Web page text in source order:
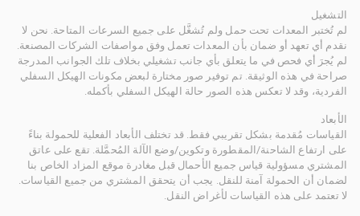
التشغيل
لم تُختبر المعدات تحت حمل ولم تُشغَّل على جميع السرعات المتاحة. نحن لا
نقدم أي تعهد أو ضمان بأن المعدات تعمل وفق مواصفات الشركات المصنعة.
لم يُجرَ أي فحص في ما يتعلق بأي جانب تشغيلي بخلاف تلك الجوانب المدرجة
صراحة في هذه الوثيقة. تم توفير صور مختارة لبعض مكونات الهيكل السفلي
الفردية، وقد لا تعكس هذه الصور حالة الهيكل السفلي بأكمله.
الأبعاد
القياسات مُقدمة بشكل تقريبي فقط. قد تختلف الأبعاد الفعلية للحمولة بناءً
على ارتفاع الشاحنة/المقطورة وتكوين/وضع الآلة المُحمَّلة. تقع على عاتق
المشتري مسؤولية قياس جميع الأحمال قبل مغادرة موقع المزاد الخاص بنا
لضمان أن الحمولة آمنة للنقل. يجب أن يتحقق المشتري من جميع القياسات.
لا تعتمد على هذه القياسات لأغراض النقل.